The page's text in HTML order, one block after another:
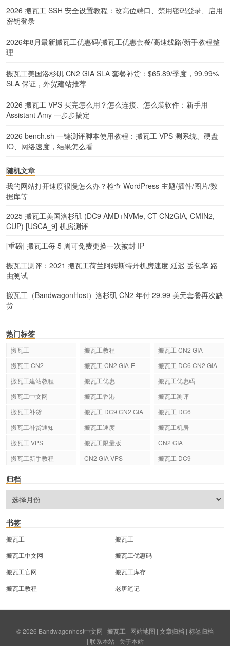
2026 搬瓦工 SSH 安全设置教程：改高位端口、禁用密码登录、启用
密钥登录
2026年8月最新搬瓦工优惠码/搬瓦工优惠套餐/高速线路/新手教程整
理
搬瓦工美国洛杉矶 CN2 GIA SLA 套餐补货：$65.89/季度，99.99%
SLA 保证，外贸建站推荐
2026 搬瓦工 VPS 买完怎么用？怎么连接、怎么装软件：新手用
Assistant Amy 一步步搞定
2026 bench.sh 一键测评脚本使用教程：搬瓦工 VPS 测系统、硬盘
IO、网络速度，结果怎么看
随机文章
我的网站打开速度很慢怎么办？检查 WordPress 主题/插件/图片/数
据库等
2025 搬瓦工美国洛杉矶 (DC9 AMD+NVMe, CT CN2GIA, CMIN2,
CUP) [USCA_9] 机房测评
[重磅] 搬瓦工每 5 周可免费更换一次被封 IP
搬瓦工测评：2021 搬瓦工荷兰阿姆斯特丹机房速度 延迟 丢包率 路
由测试
搬瓦工（BandwagonHost）洛杉矶 CN2 年付 29.99 美元套餐再次缺
货
热门标签
搬瓦工 搬瓦工教程
搬瓦工 CN2 GIA
搬瓦工 CN2
搬瓦工 CN2 GIA-E
搬瓦工 DC6 CN2 GIA-
搬瓦工建站教程 搬瓦工优惠
搬瓦工优惠码
搬瓦工中文网
搬瓦工香港
搬瓦工测评
搬瓦工补货
搬瓦工 DC9 CN2 GIA
搬瓦工 DC6
搬瓦工补货通知
搬瓦工速度
搬瓦工机房
搬瓦工 VPS
搬瓦工限量版
CN2 GIA
搬瓦工新手教程
CN2 GIA VPS 搬瓦工 DC9
归档
书签
搬瓦工
搬瓦工
搬瓦工中文网
搬瓦工优惠码
搬瓦工官网
搬瓦工库存
搬瓦工教程
老唐笔记
© 2026 Bandwagonhost中文网 搬瓦工 | 网站地图 | 文章归档 | 标签归档
| 联系本站| 关于本站